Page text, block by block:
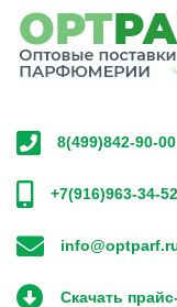
8(499)842-90-00
+7(916)963-34-52
Скачать